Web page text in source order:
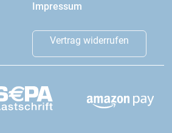
Impressum
Vertrag widerrufen